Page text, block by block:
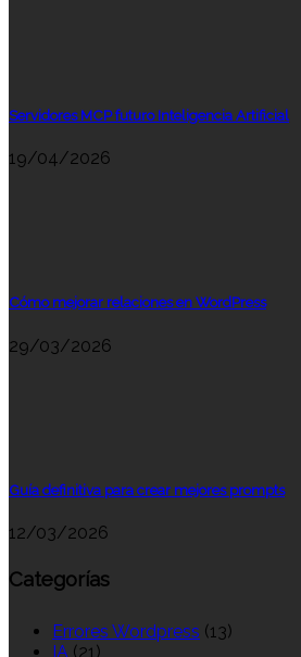
Servidores MCP futuro Inteligencia Artificial
19/04/2026
Cómo mejorar relaciones en WordPress
29/03/2026
Guía definitiva para crear mejores prompts
12/03/2026
Categorías
Errores Wordpress (13)
IA (21)